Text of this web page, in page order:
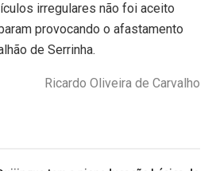
irregulares não foi aceito
provocando o afastamento
de Serrinha.
Ricardo Oliveira de Carvalho